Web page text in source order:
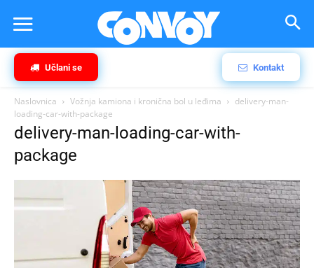
Učlani se Kontakt
Naslovnica Vožnja kamiona i kronična bol u leđima
delivery-man-
loading-car-with-package
delivery-man-loading-car-with-
package